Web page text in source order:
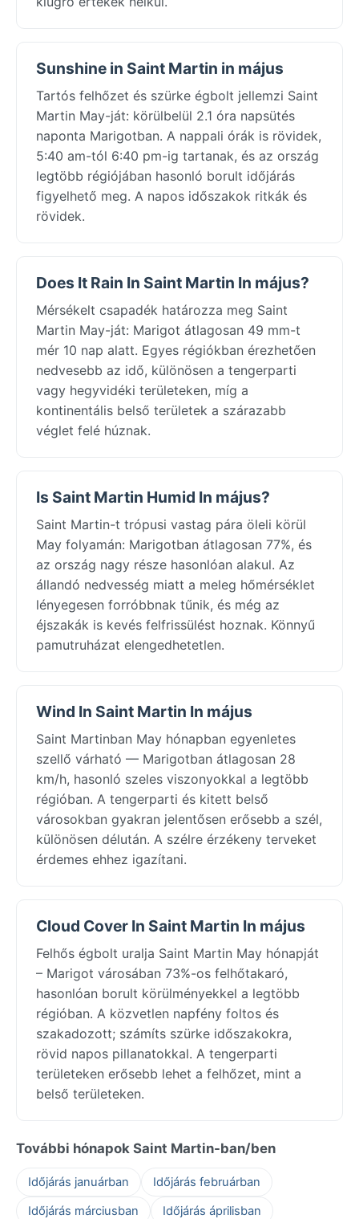
Sunshine in Saint Martin in május
Tartós felhőzet és szürke égbolt jellemzi Saint
Martin May-ját: körülbelül 2.1 óra napsütés
naponta Marigotban. A nappali órák is rövidek,
5:40 am-tól 6:40 pm-ig tartanak, és az ország
legtöbb régiójában hasonló borult időjárás
figyelhető meg. A napos időszakok ritkák és
rövidek.
Does It Rain In Saint Martin In május?
Mérsékelt csapadék határozza meg Saint
Martin May-ját: Marigot átlagosan 49 mm-t
mér 10 nap alatt. Egyes régiókban érezhetően
nedvesebb az idő, különösen a tengerparti
vagy hegyvidéki területeken, míg a
kontinentális belső területek a szárazabb
véglet felé húznak.
Is Saint Martin Humid In május?
Saint Martin-t trópusi vastag pára öleli körül
May folyamán: Marigotban átlagosan 77%, és
az ország nagy része hasonlóan alakul. Az
állandó nedvesség miatt a meleg hőmérséklet
lényegesen forróbbnak tűnik, és még az
éjszakák is kevés felfrissülést hoznak. Könnyű
pamutruházat elengedhetetlen.
Wind In Saint Martin In május
Saint Martinban May hónapban egyenletes
szellő várható — Marigotban átlagosan 28
km/h, hasonló szeles viszonyokkal a legtöbb
régióban. A tengerparti és kitett belső
városokban gyakran jelentősen erősebb a szél,
különösen délután. A szélre érzékeny terveket
érdemes ehhez igazítani.
Cloud Cover In Saint Martin In május
Felhős égbolt uralja Saint Martin May hónapját
– Marigot városában 73%-os felhőtakaró,
hasonlóan borult körülményekkel a legtöbb
régióban. A közvetlen napfény foltos és
szakadozott; számíts szürke időszakokra,
rövid napos pillanatokkal. A tengerparti
területeken erősebb lehet a felhőzet, mint a
belső területeken.
További hónapok Saint Martin-ban/ben
Időjárás januárban
Időjárás februárban
Időjárás márciusban
Időjárás áprilisban